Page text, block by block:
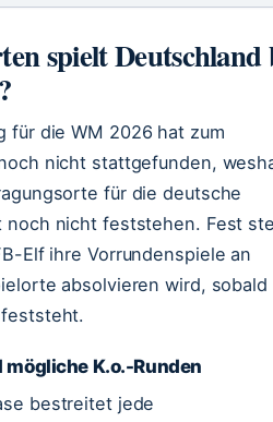
spielt Deutschland
für die WM 2026 hat zum
nicht stattgefunden,
für die deutsche
noch nicht feststehen. Fest
Elf ihre Vorrundenspiele an
absolvieren wird, sobald
feststeht.
K.o.-Runden
bestreitet jede